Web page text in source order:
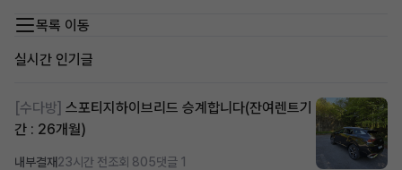
목록 이동
실시간 인기글
[수다방] 스포티지하이브리드 승계합니다(잔여렌트기
간 : 26개월)
내부결재23시간 전조회 805댓글 1